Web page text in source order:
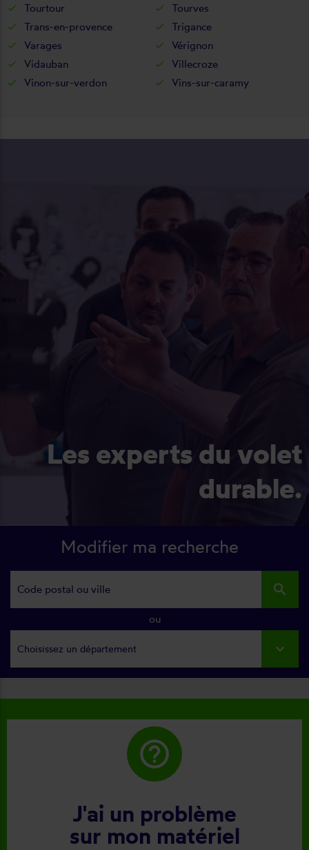
Tourtour
Tourves
Trans-en-provence
Trigance
Varages
Vérignon
Vidauban
Villecroze
Vinon-sur-verdon
Vins-sur-caramy
Les experts du volet
durable.
Modifier ma recherche
search
ou
Choisissez un département
help_outline
J'ai un problème
sur mon matériel